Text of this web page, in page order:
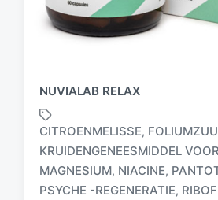
NUVIALAB RELAX
G
CITROENMELISSE,
KRUIDENGENEESMIDDEL
MAGNESIUM, NIACINE,
PSYCHE -REGENERATIE,